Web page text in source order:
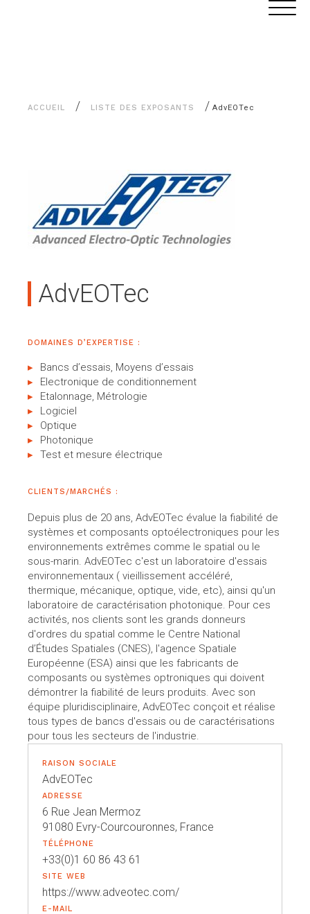
ACCUEIL / LISTE DES EXPOSANTS / AdvEOTec
AdvEOTec
DOMAINES D’EXPERTISE :
Bancs d’essais, Moyens d’essais
Electronique de conditionnement
Etalonnage, Métrologie
Logiciel
Optique
Photonique
Test et mesure électrique
CLIENTS/MARCHÉS :
Depuis plus de 20 ans, AdvEOTec évalue la fiabilité de
systèmes et composants optoélectroniques pour les
environnements extrêmes comme le spatial ou le
sous-marin. AdvEOTec c'est un laboratoire d'essais
environnementaux ( vieillissement accéléré,
thermique, mécanique, optique, vide, etc), ainsi qu'un
laboratoire de caractérisation photonique. Pour ces
activités, nos clients sont les grands donneurs
d'ordres du spatial comme le Centre National
d’Études Spatiales (CNES), l'agence Spatiale
Européenne (ESA) ainsi que les fabricants de
composants ou systèmes optroniques qui doivent
démontrer la fiabilité de leurs produits. Avec son
équipe pluridisciplinaire, AdvEOTec conçoit et réalise
tous types de bancs d'essais ou de caractérisations
pour tous les secteurs de l'industrie.
RAISON SOCIALE
AdvEOTec
ADRESSE
6 Rue Jean Mermoz
91080 Evry-Courcouronnes, France
TÉLÉPHONE
+33(0)1 60 86 43 61
SITE WEB
https://www.adveotec.com/
E-MAIL